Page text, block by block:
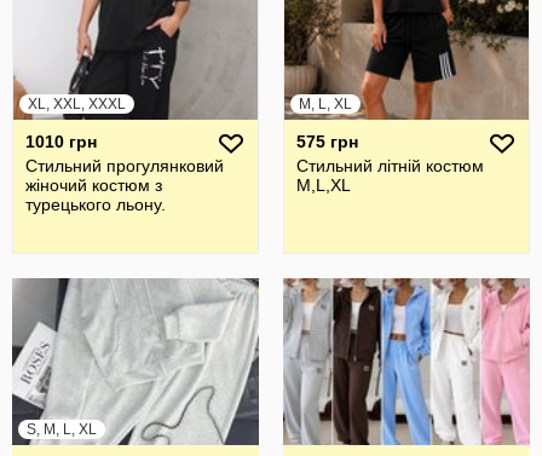
XL, XXL, XXXL
1010 грн
Стильний прогулянковий
жiночий костюм з
турецького льону.
M, L, XL
575 грн
Стильний літній костюм
M,L,XL
S, M, L, XL